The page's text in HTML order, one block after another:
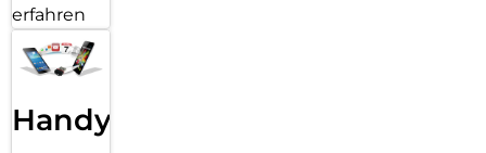
erfahren
Handy